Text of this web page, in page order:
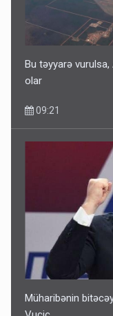
Bu təyyarə
olar
09:21
Müharibənin